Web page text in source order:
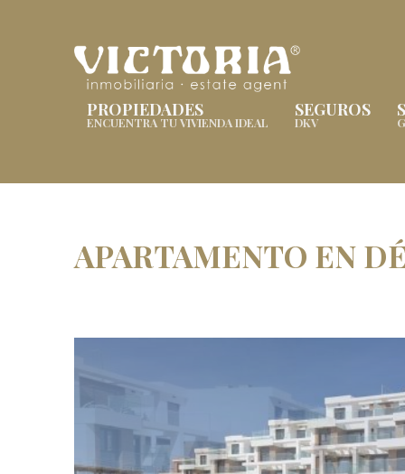
PROPIEDADES
ENCUENTRA TU VIVIENDA IDEAL
SEGUROS
DKV
APARTAMENTO EN